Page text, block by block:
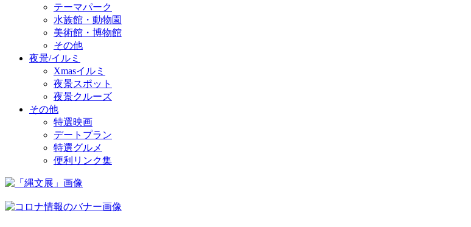
テーマパーク
水族館・動物園
美術館・博物館
その他
夜景/イルミ
Xmasイルミ
夜景スポット
夜景クルーズ
その他
特選映画
デートプラン
特選グルメ
便利リンク集